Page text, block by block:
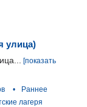
улица)
[показать
•
Раннее
лагеря